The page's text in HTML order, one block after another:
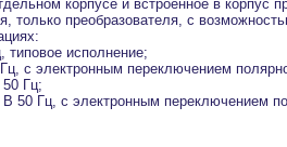
корпусе и встроенное в корпус
только преобразователя, с
типовое исполнение;
с электронным переключением
Гц;
В 50 Гц, с электронным переключением